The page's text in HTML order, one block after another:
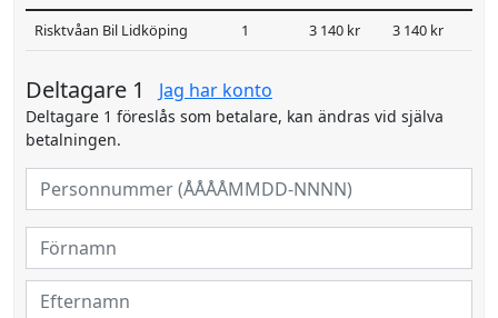
Risktvåan Bil Lidköping 1 3 140 kr 3 140 kr
Deltagare 1 Jag har konto
Deltagare 1 föreslås som betalare, kan ändras vid själva
betalningen.